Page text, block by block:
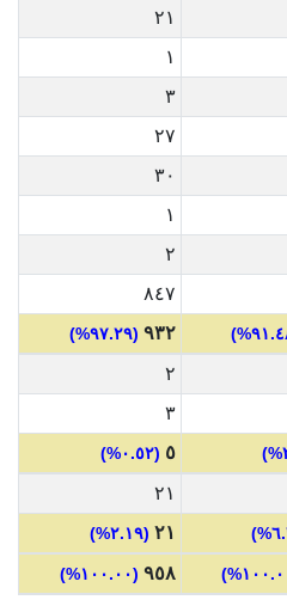
٢١
١
٣
٢٧
٣٠
١
٢
٨٤٧
٩٣٢ (٩٧.٢٩%)
٢
٣
٥ (٠.٥٢%)
٢١
٢١ (٢.١٩%)
٩٥٨ (١٠٠.٠٠%)